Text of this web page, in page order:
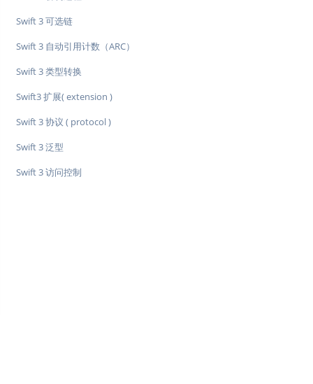
Swift 3 可选链
Swift 3 自动引用计数（ARC）
Swift 3 类型转换
Swift3 扩展( extension )
Swift 3 协议 ( protocol )
Swift 3 泛型
Swift 3 访问控制